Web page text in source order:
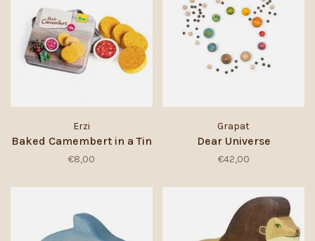
Erzi
Baked Camembert in a Tin
€8,00
Grapat
Dear Universe
€42,00